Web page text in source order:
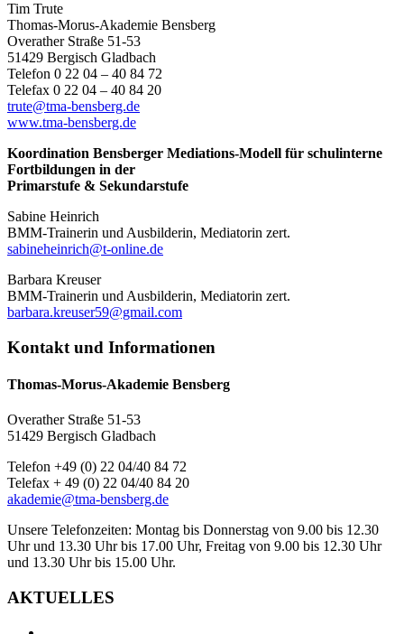
Tim Trute
Thomas-Morus-Akademie Bensberg
Overather Straße 51-53
51429 Bergisch Gladbach
Telefon 0 22 04 – 40 84 72
Telefax 0 22 04 – 40 84 20
trute@tma-bensberg.de
www.tma-bensberg.de
Koordination Bensberger Mediations-Modell für schulinterne
Fortbildungen in der
Primarstufe & Sekundarstufe
Sabine Heinrich
BMM-Trainerin und Ausbilderin, Mediatorin zert.
sabineheinrich@t-online.de
Barbara Kreuser
BMM-Trainerin und Ausbilderin, Mediatorin zert.
barbara.kreuser59@gmail.com
Kontakt und Informationen
Thomas-Morus-Akademie Bensberg
Overather Straße 51-53
51429 Bergisch Gladbach
Telefon +49 (0) 22 04/40 84 72
Telefax + 49 (0) 22 04/40 84 20
akademie@tma-bensberg.de
Unsere Telefonzeiten: Montag bis Donnerstag von 9.00 bis 12.30
Uhr und 13.30 Uhr bis 17.00 Uhr, Freitag von 9.00 bis 12.30 Uhr
und 13.30 Uhr bis 15.00 Uhr.
AKTUELLES